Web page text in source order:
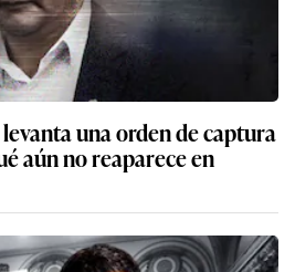
una orden de captura
aún no reaparece en